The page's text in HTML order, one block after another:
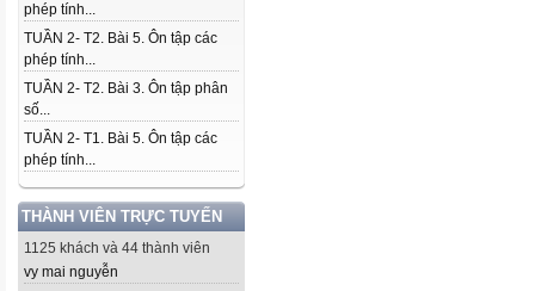
phép tính...
TUẦN 2- T2. Bài 5. Ôn tập các
phép tính...
TUẦN 2- T2. Bài 3. Ôn tập phân
số...
TUẦN 2- T1. Bài 5. Ôn tập các
phép tính...
THÀNH VIÊN TRỰC TUYẾN
1125 khách và 44 thành viên
vy mai nguyễn